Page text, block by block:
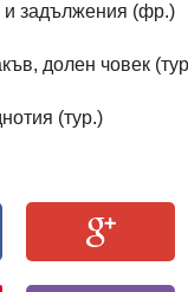
и задължения (фр.)
долен човек
(тур.)